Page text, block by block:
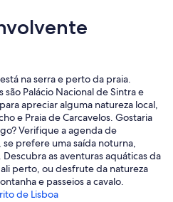
na serra e perto da praia.
Palácio Nacional de Sintra e
apreciar alguma natureza local,
e Praia de Carcavelos. Gostaria
Verifique a agenda de
prefere uma saída noturna,
as aventuras aquáticas da
perto, ou desfrute da natureza
e passeios a cavalo.
de Lisboa